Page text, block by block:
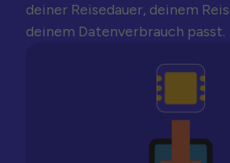
deiner Reisedauer, deinem
deinem Datenverbrauch passt.